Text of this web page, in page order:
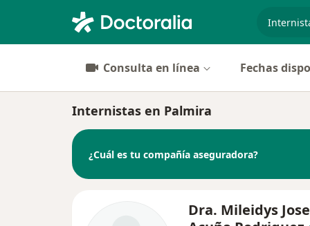
Consulta en línea Fechas
Internistas en Palmira
¿Cuál es tu compañía aseguradora?
Dra. Mileidys Jose